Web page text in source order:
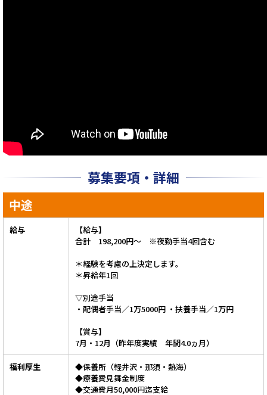
募集要項・詳細
中途
給与
【給与】
合計 198,200円～ ※夜勤手当4回含む
＊経験を考慮の上決定します。
＊昇給年1回
▽別途手当
・配偶者手当／1万5000円 ・扶養手当／1万円
【賞与】
7月・12月（昨年度実績 年間4.0ヵ月）
福利厚生
◆保養所（軽井沢・那須・熱海）
◆療養費見舞金制度
◆交通費月50,000円迄支給